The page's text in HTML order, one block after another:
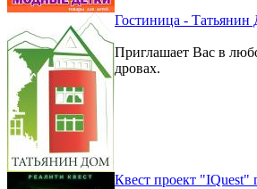
Гостиница - Татьянин
Приглашает Вас в
дровах.
Квест проект "IQuest"